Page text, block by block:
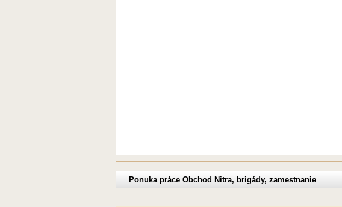
Ponuka práce Obchod Nitra, brigády, zamestnanie